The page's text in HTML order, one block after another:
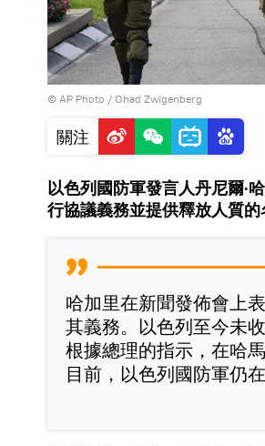
© AP Photo / Ohad Zwigenberg
關注
以色列國防軍發言人丹尼爾·
行協議義務並提供釋放人質
哈加里在新聞發佈會上
其義務。以色列至今未
根據總理的指示，在哈
目前，以色列國防軍仍